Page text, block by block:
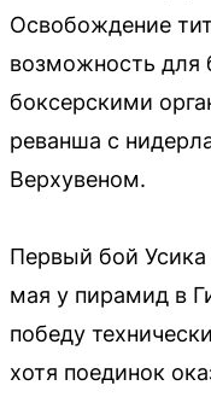
Освобождение
возможность для
боксерскими
реванша с
Верхувеном.
Первый бой Усика
мая у пирамид в
победу
хотя поединок